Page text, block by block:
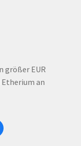
größer EUR
an